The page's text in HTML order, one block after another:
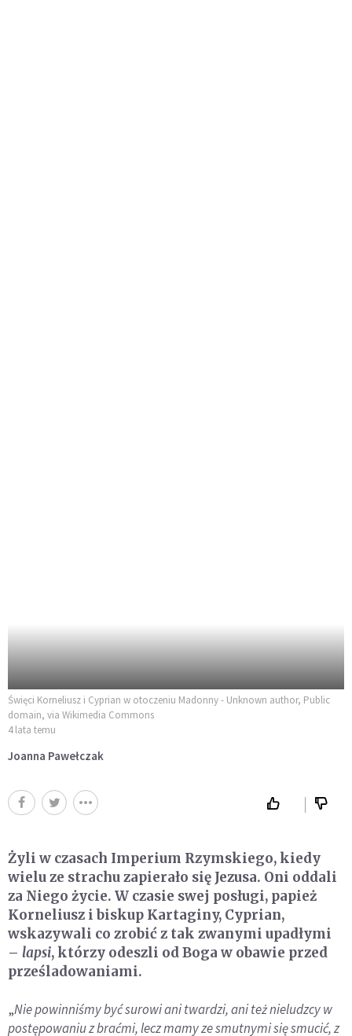
Święci Korneliusz i Cyprian w otoczeniu Madonny - Unknown author, Public
domain, via Wikimedia Commons
4 lata temu
Joanna Pawełczak
Żyli w czasach Imperium Rzymskiego, kiedy
wielu ze strachu zapierało się Jezusa. Oni oddali
za Niego życie. W czasie swej posługi, papież
Korneliusz i biskup Kartaginy, Cyprian,
wskazywali co zrobić z tak zwanymi upadłymi
– lapsi, którzy odeszli od Boga w obawie przed
prześladowaniami.
„Nie powinniśmy być surowi ani twardzi, ani też nieludzcy w
postępowaniu z braćmi, lecz mamy ze smutnymi się smucić, z